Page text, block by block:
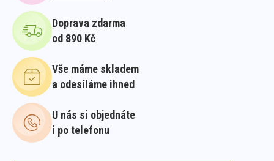
Doprava zdarma
od 890 Kč
Vše máme skladem
a odesíláme ihned
U nás si objednáte
i po telefonu